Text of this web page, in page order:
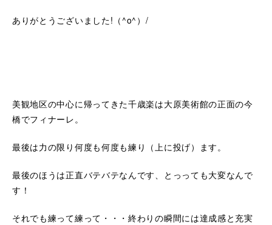
ありがとうございました!（^o^）/
美観地区の中心に帰ってきた千歳楽は大原美術館の正面の今
橋でフィナーレ。
最後は力の限り何度も何度も練り（上に投げ）ます。
最後のほうは正直バテバテなんです、とっっても大変なんで
す！
それでも練って練って・・・終わりの瞬間には達成感と充実